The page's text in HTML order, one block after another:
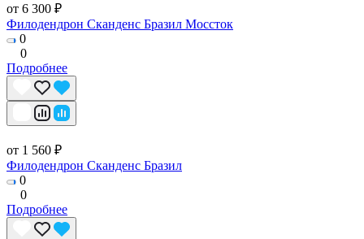
от 6 300 ₽
Филодендрон Сканденс Бразил Моссток
0
0
Подробнее
от 1 560 ₽
Филодендрон Сканденс Бразил
0
0
Подробнее